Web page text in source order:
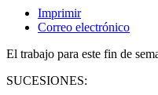
Imprimir
Correo electrónico
El trabajo para este fin de
SUCESIONES: